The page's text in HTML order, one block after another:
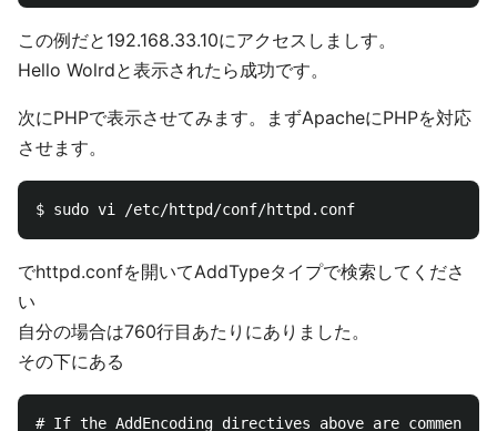
この例だと192.168.33.10にアクセスしましす。
Hello Wolrdと表示されたら成功です。
次にPHPで表示させてみます。まずApacheにPHPを対応
させます。
でhttpd.confを開いてAddTypeタイプで検索してくださ
い
自分の場合は760行目あたりにありました。
その下にある
# If the AddEncoding directives above are